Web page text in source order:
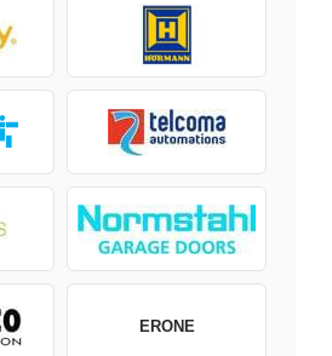
ERONE